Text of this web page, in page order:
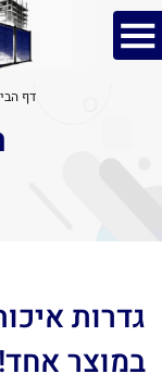
דף
גדרות
במוצר אחד!